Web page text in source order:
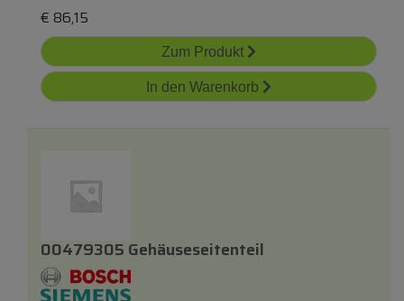
€ 86,15
Zum Produkt
In den Warenkorb
00479305 Gehäuseseitenteil